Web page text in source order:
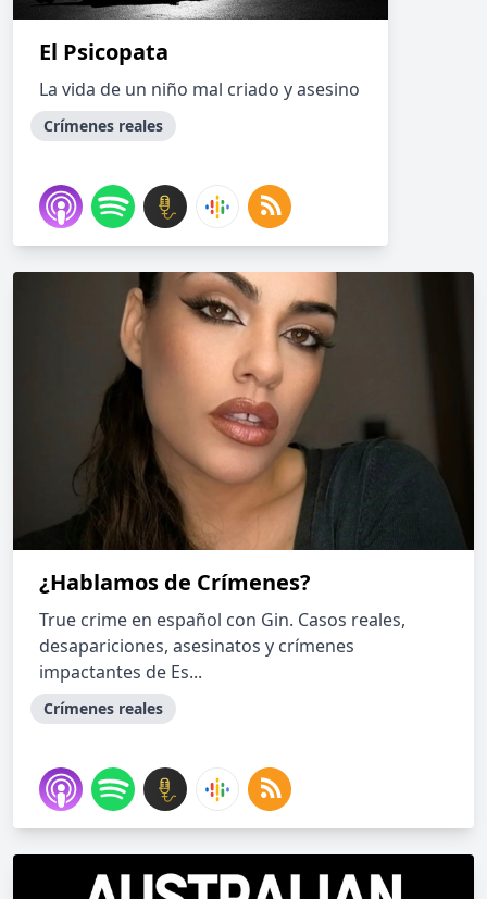
El Psicopata
La vida de un niño mal criado y asesino
Crímenes reales
¿Hablamos de Crímenes?
True crime en español con Gin. Casos reales,
desapariciones, asesinatos y crímenes
impactantes de Es...
Crímenes reales